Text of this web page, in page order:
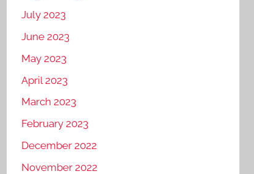
July 2023
June 2023
May 2023
April 2023
March 2023
February 2023
December 2022
November 2022